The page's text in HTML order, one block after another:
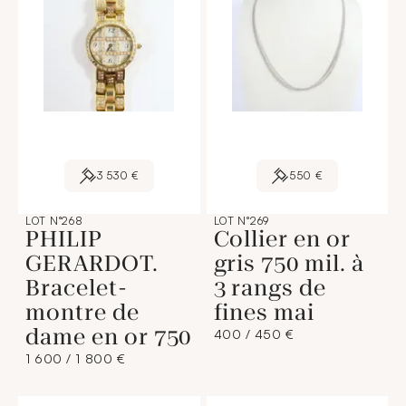
3 530 €
LOT N°268
PHILIP
GERARDOT.
Bracelet-
montre de
dame en or 750
1 600 / 1 800 €
550 €
LOT N°269
Collier en or
gris 750 mil. à
3 rangs de
fines mai
400 / 450 €